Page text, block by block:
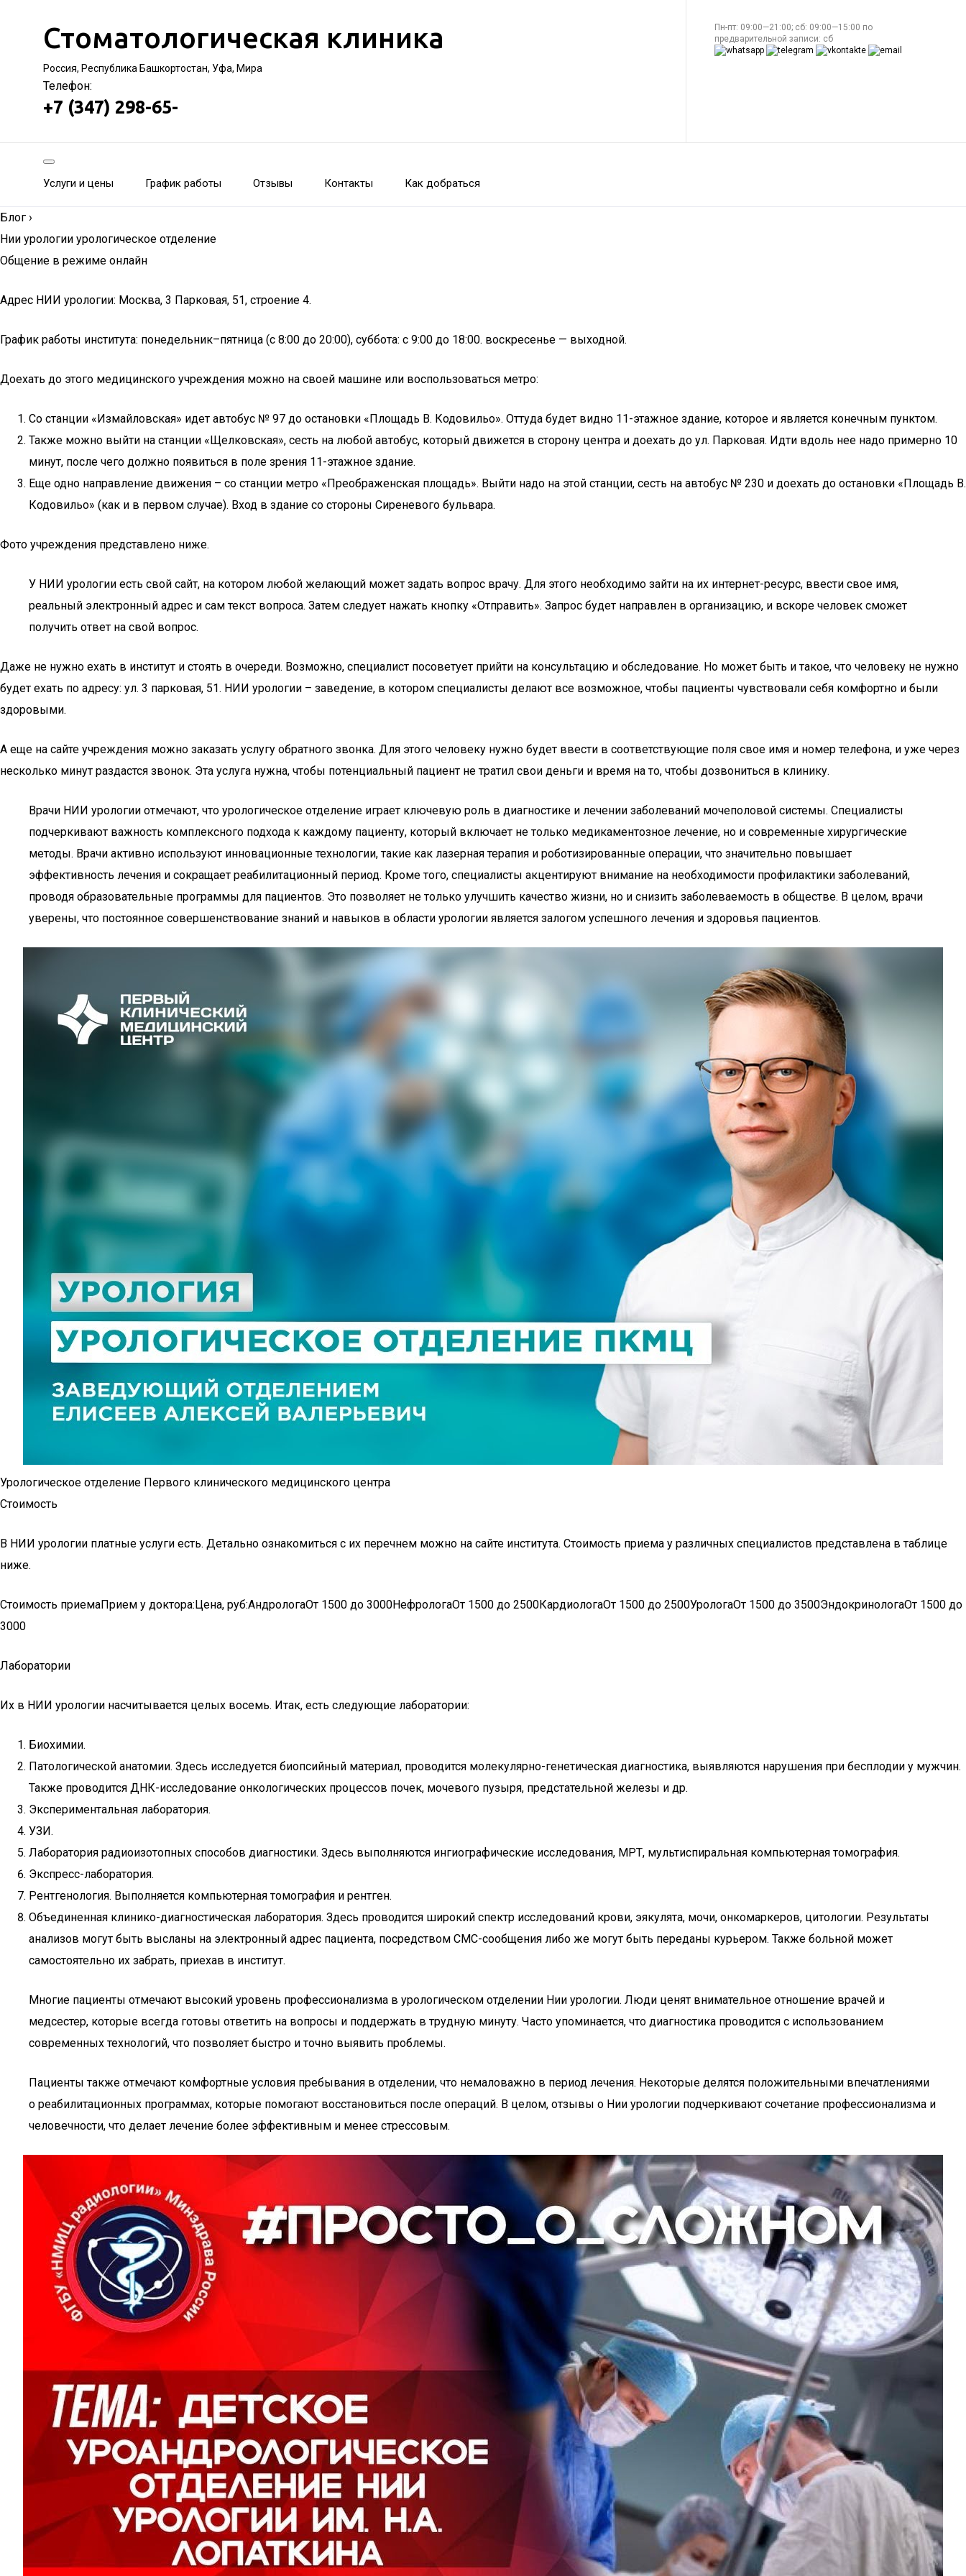
Стоматологическая клиника
Россия, Республика Башкортостан, Уфа, Мира
Телефон:
+7 (347) 298-65-
Пн-пт: 09:00—21:00; сб: 09:00—15:00 по
предварительной записи: сб
Услуги и цены График работы Отзывы Контакты Как добраться
Блог ›
Нии урологии урологическое отделение
Общение в режиме онлайн
Адрес НИИ урологии: Москва, 3 Парковая, 51, строение 4.
График работы института: понедельник–пятница (с 8:00 до 20:00), суббота: с 9:00 до 18:00. воскресенье — выходной.
Доехать до этого медицинского учреждения можно на своей машине или воспользоваться метро:
Со станции «Измайловская» идет автобус № 97 до остановки «Площадь В. Кодовильо». Оттуда будет видно 11-этажное здание, которое и является конечным пунктом.
Также можно выйти на станции «Щелковская», сесть на любой автобус, который движется в сторону центра и доехать до ул. Парковая. Идти вдоль нее надо примерно 10
минут, после чего должно появиться в поле зрения 11-этажное здание.
Еще одно направление движения – со станции метро «Преображенская площадь». Выйти надо на этой станции, сесть на автобус № 230 и доехать до остановки «Площадь В.
Кодовильо» (как и в первом случае). Вход в здание со стороны Сиреневого бульвара.
Фото учреждения представлено ниже.
У НИИ урологии есть свой сайт, на котором любой желающий может задать вопрос врачу. Для этого необходимо зайти на их интернет-ресурс, ввести свое имя,
реальный электронный адрес и сам текст вопроса. Затем следует нажать кнопку «Отправить». Запрос будет направлен в организацию, и вскоре человек сможет
получить ответ на свой вопрос.
Даже не нужно ехать в институт и стоять в очереди. Возможно, специалист посоветует прийти на консультацию и обследование. Но может быть и такое, что человеку не нужно
будет ехать по адресу: ул. 3 парковая, 51. НИИ урологии – заведение, в котором специалисты делают все возможное, чтобы пациенты чувствовали себя комфортно и были
здоровыми.
А еще на сайте учреждения можно заказать услугу обратного звонка. Для этого человеку нужно будет ввести в соответствующие поля свое имя и номер телефона, и уже через
несколько минут раздастся звонок. Эта услуга нужна, чтобы потенциальный пациент не тратил свои деньги и время на то, чтобы дозвониться в клинику.
Врачи НИИ урологии отмечают, что урологическое отделение играет ключевую роль в диагностике и лечении заболеваний мочеполовой системы. Специалисты
подчеркивают важность комплексного подхода к каждому пациенту, который включает не только медикаментозное лечение, но и современные хирургические
методы. Врачи активно используют инновационные технологии, такие как лазерная терапия и роботизированные операции, что значительно повышает
эффективность лечения и сокращает реабилитационный период. Кроме того, специалисты акцентируют внимание на необходимости профилактики заболеваний,
проводя образовательные программы для пациентов. Это позволяет не только улучшить качество жизни, но и снизить заболеваемость в обществе. В целом, врачи
уверены, что постоянное совершенствование знаний и навыков в области урологии является залогом успешного лечения и здоровья пациентов.
Урологическое отделение Первого клинического медицинского центра
Стоимость
В НИИ урологии платные услуги есть. Детально ознакомиться с их перечнем можно на сайте института. Стоимость приема у различных специалистов представлена в таблице
ниже.
Стоимость приемаПрием у доктора:Цена, руб:АндрологаОт 1500 до 3000НефрологаОт 1500 до 2500КардиологаОт 1500 до 2500УрологаОт 1500 до 3500ЭндокринологаОт 1500 до
3000
Лаборатории
Их в НИИ урологии насчитывается целых восемь. Итак, есть следующие лаборатории:
Биохимии.
Патологической анатомии. Здесь исследуется биопсийный материал, проводится молекулярно-генетическая диагностика, выявляются нарушения при бесплодии у мужчин.
Также проводится ДНК-исследование онкологических процессов почек, мочевого пузыря, предстательной железы и др.
Экспериментальная лаборатория.
УЗИ.
Лаборатория радиоизотопных способов диагностики. Здесь выполняются ингиографические исследования, МРТ, мультиспиральная компьютерная томография.
Экспресс-лаборатория.
Рентгенология. Выполняется компьютерная томография и рентген.
Объединенная клинико-диагностическая лаборатория. Здесь проводится широкий спектр исследований крови, эякулята, мочи, онкомаркеров, цитологии. Результаты
анализов могут быть высланы на электронный адрес пациента, посредством СМС-сообщения либо же могут быть переданы курьером. Также больной может
самостоятельно их забрать, приехав в институт.
Многие пациенты отмечают высокий уровень профессионализма в урологическом отделении Нии урологии. Люди ценят внимательное отношение врачей и
медсестер, которые всегда готовы ответить на вопросы и поддержать в трудную минуту. Часто упоминается, что диагностика проводится с использованием
современных технологий, что позволяет быстро и точно выявить проблемы.
Пациенты также отмечают комфортные условия пребывания в отделении, что немаловажно в период лечения. Некоторые делятся положительными впечатлениями
о реабилитационных программах, которые помогают восстановиться после операций. В целом, отзывы о Нии урологии подчеркивают сочетание профессионализма и
человечности, что делает лечение более эффективным и менее стрессовым.